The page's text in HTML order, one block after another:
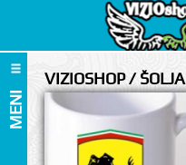
MENI
VIZIOSHOP / ŠOLJA